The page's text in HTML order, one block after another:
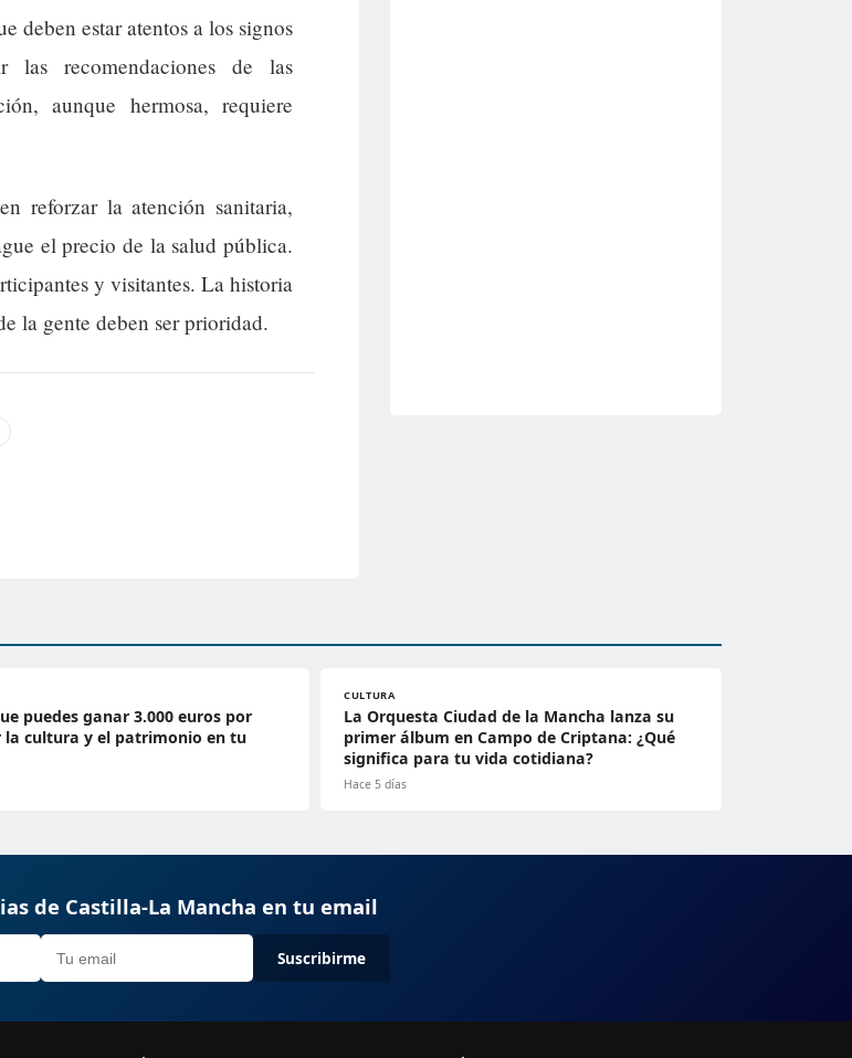
deben estar atentos a los signos
las recomendaciones de las
aunque hermosa, requiere
reforzar la atención sanitaria,
el precio de la salud pública.
y visitantes. La historia
la gente deben ser prioridad.
puedes ganar 3.000 euros por
la cultura y el patrimonio en tu
CULTURA
La Orquesta Ciudad de la Mancha lanza su
primer álbum en Campo de Criptana: ¿Qué
significa para tu vida cotidiana?
Hace 5 días
de Castilla-La Mancha en tu email
Suscribirme